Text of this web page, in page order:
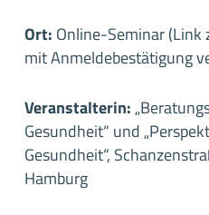
Ort: Online-Seminar (Link
mit Anmeldebestätigung
Veranstalterin:
Gesundheit“ und
Gesundheit“,
Hamburg